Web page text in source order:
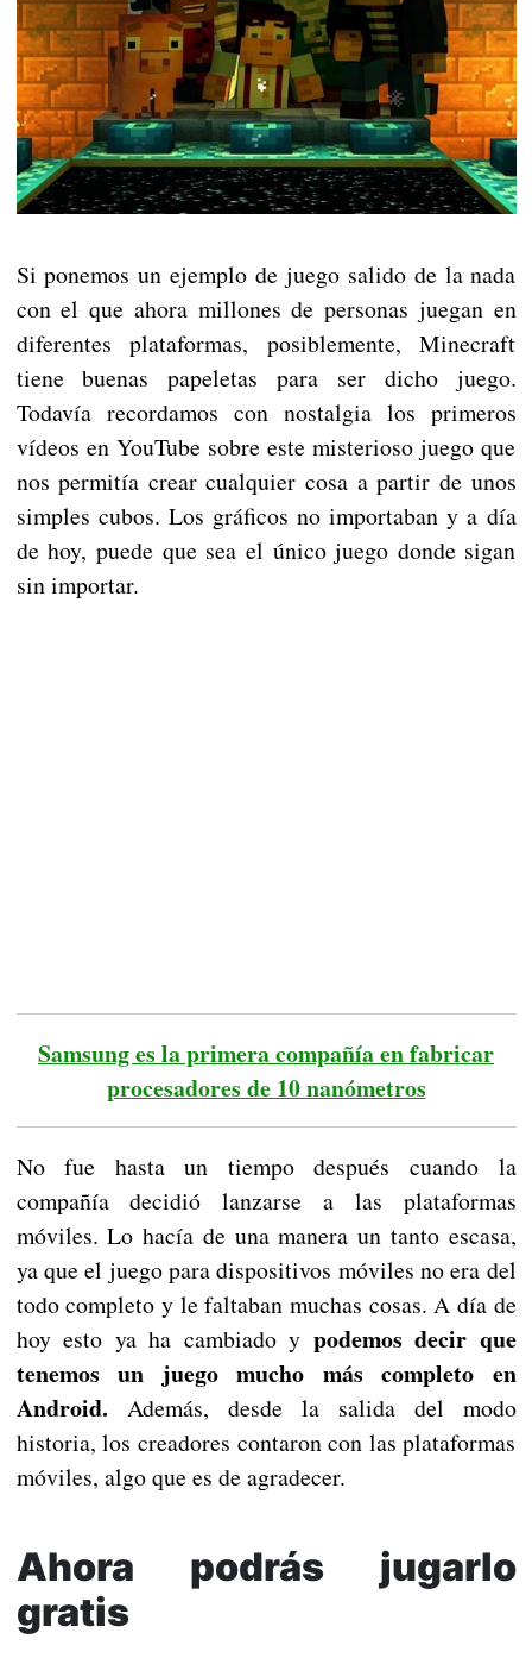
Si ponemos un ejemplo de juego salido de la nada
con el que ahora millones de personas juegan en
diferentes plataformas, posiblemente, Minecraft
tiene buenas papeletas para ser dicho juego.
Todavía recordamos con nostalgia los primeros
vídeos en YouTube sobre este misterioso juego que
nos permitía crear cualquier cosa a partir de unos
simples cubos. Los gráficos no importaban y a día
de hoy, puede que sea el único juego donde sigan
sin importar.
Samsung es la primera compañía en fabricar
procesadores de 10 nanómetros
No fue hasta un tiempo después cuando la
compañía decidió lanzarse a las plataformas
móviles. Lo hacía de una manera un tanto escasa,
ya que el juego para dispositivos móviles no era del
todo completo y le faltaban muchas cosas. A día de
hoy esto ya ha cambiado y podemos decir que
tenemos un juego mucho más completo en
Android. Además, desde la salida del modo
historia, los creadores contaron con las plataformas
móviles, algo que es de agradecer.
Ahora podrás jugarlo
gratis